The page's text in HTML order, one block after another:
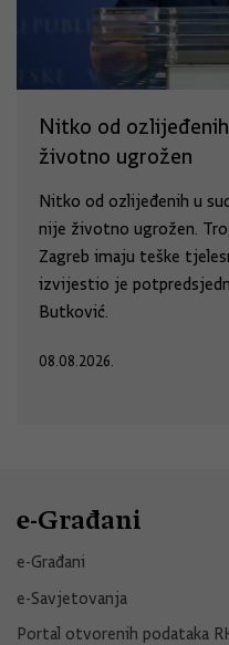
Nitko od
životno ugrožen
Nitko od ozlijeđenih u
nije životno ugrožen.
Zagreb imaju teške
izvijestio je
Butković.
08.08.2026.
e-Građani
e-Građani
e-Savjetovanja
Portal otvorenih podataka